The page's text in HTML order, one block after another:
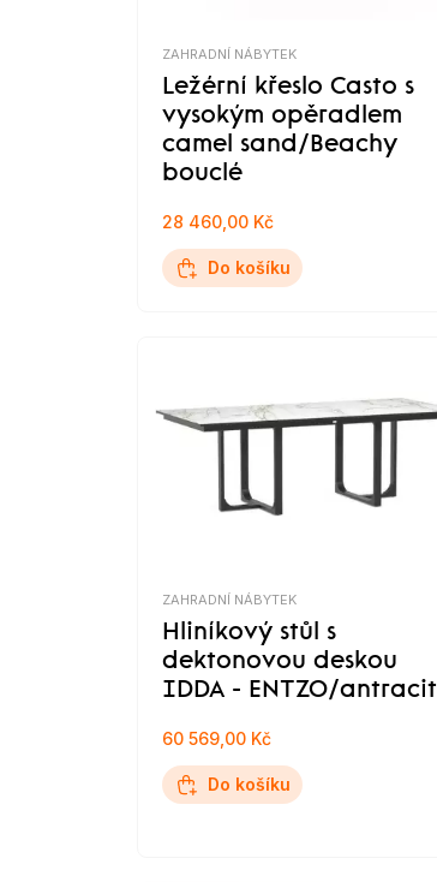
ZAHRADNÍ NÁBYTEK
Ležérní křeslo Casto s
vysokým opěradlem
camel sand/Beachy
bouclé
28 460,00 Kč
Do košíku
ZAHRADNÍ NÁBYTEK
Hliníkový stůl s
dektonovou deskou
IDDA - ENTZO/antracit
60 569,00 Kč
Do košíku